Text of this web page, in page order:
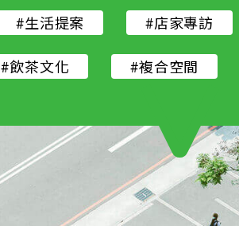
#生活提案 #店家專訪
#飲茶文化 #複合空間